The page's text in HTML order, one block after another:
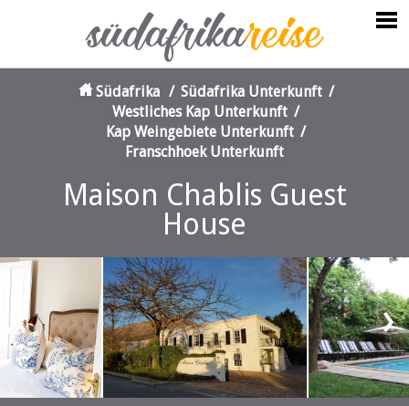
Südafrika / Südafrika Unterkunft /
Westliches Kap Unterkunft /
Kap Weingebiete Unterkunft /
Franschhoek Unterkunft
Maison Chablis Guest
House
‹ ›